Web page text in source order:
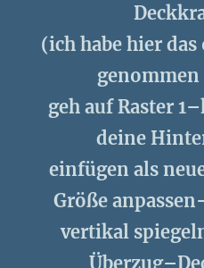
(ich habe hier
geh auf Raster
deine
einfügen als
Größe
vertikal